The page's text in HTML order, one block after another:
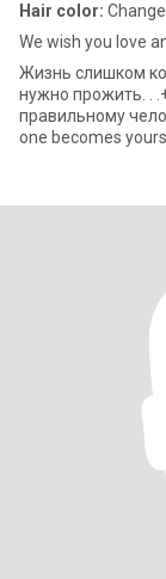
Hair color:
We wish you love
Жизнь слишком
нужно прожить. . .+ У меня сердце полно
правильному человеку. The greatest happiness
one becomes